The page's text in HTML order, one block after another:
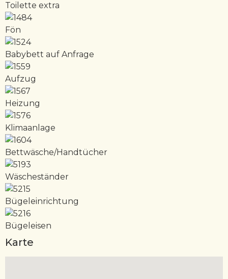
Toilette extra
Fön
Babybett auf Anfrage
Aufzug
Heizung
Klimaanlage
Bettwäsche/Handtücher
Wäscheständer
Bügeleinrichtung
Bügeleisen
Karte